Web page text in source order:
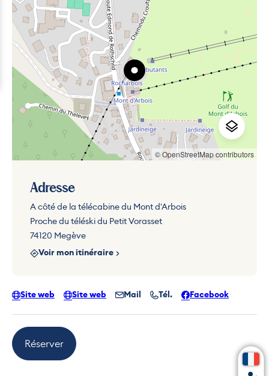
© OpenStreetMap contributors
Adresse
A côté de la télécabine du Mont d'Arbois
Proche du téléski du Petit Vorasset
74120 Megève
Voir mon itinéraire
Site web Site web Mail Tél. Facebook
Réserver